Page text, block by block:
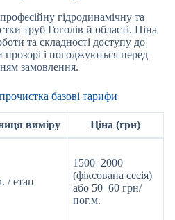
гідродинамічну та
труб Гоголів й області. Ціна
та складності доступу до
прозорі і погоджуються перед
замовлення.
базові тарифи
виміру Ціна (грн)
/ етап
1500–2000
(фіксована сесія)
або 50–60 грн/
пог.м.